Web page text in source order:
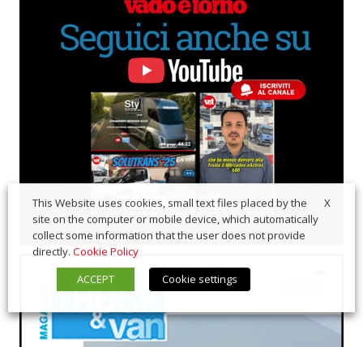
X
This Website uses cookies, small text files placed by the
site on the computer or mobile device, which automatically
collect some information that the user does not provide
directly. Cookie Policy
ACCEPT
Cookie settings